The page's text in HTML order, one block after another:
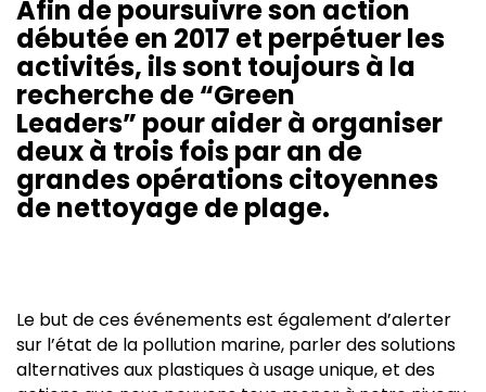
Afin de poursuivre son action
débutée en 2017 et perpétuer les
activités, ils sont toujours à la
recherche de “Green
Leaders” pour aider à organiser
deux à trois fois par an de
grandes opérations citoyennes
de nettoyage de plage.
Le but de ces événements est également d’alerter
sur l’état de la pollution marine, parler des solutions
alternatives aux plastiques à usage unique, et des